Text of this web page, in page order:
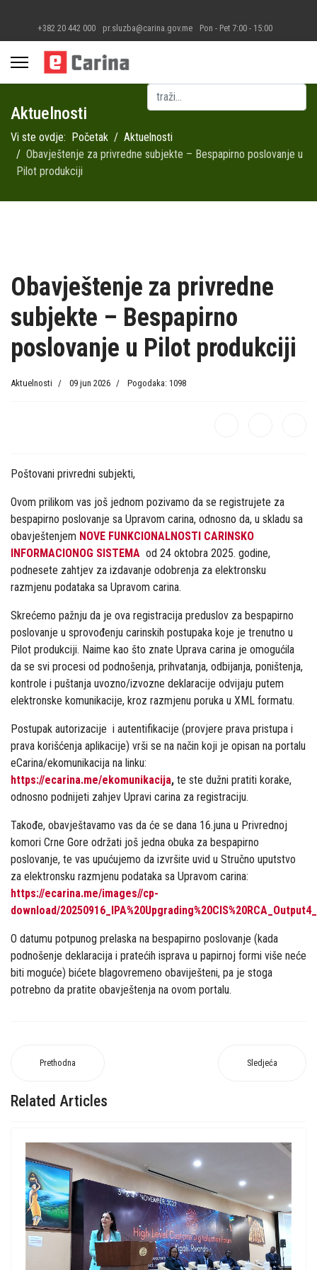
+382 20 442 000 pr.sluzba@carina.gov.me Pon - Pet 7:00 - 15:00
Pretraga
Aktuelnosti
Vi ste ovdje: Početak
Aktuelnosti
Obavještenje za privredne subjekte – Bespapirno poslovanje u
Pilot produkciji
Obavještenje za privredne
subjekte – Bespapirno
poslovanje u Pilot produkciji
Aktuelnosti 09 jun 2026 Pogodaka: 1098
Poštovani privredni subjekti,
Ovom prilikom vas još jednom pozivamo da se registrujete za
bespapirno poslovanje sa Upravom carina, odnosno da, u skladu sa
obavještenjem NOVE FUNKCIONALNOSTI CARINSKO
INFORMACIONOG SISTEMA od 24 oktobra 2025. godine,
podnesete zahtjev za izdavanje odobrenja za elektronsku
razmjenu podataka sa Upravom carina.
Skrećemo pažnju da je ova registracija preduslov za bespapirno
poslovanje u sprovođenju carinskih postupaka koje je trenutno u
Pilot produkciji. Naime kao što znate Uprava carina je omogućila
da se svi procesi od podnošenja, prihvatanja, odbijanja, poništenja,
kontrole i puštanja uvozno/izvozne deklaracije odvijaju putem
elektronske komunikacije, kroz razmjenu poruka u XML formatu.
Postupak autorizacije i autentifikacije (provjere prava pristupa i
prava korišćenja aplikacije) vrši se na način koji je opisan na portalu
eCarina/ekomunikacija na linku:
https://ecarina.me/ekomunikacija, te ste dužni pratiti korake,
odnosno podnijeti zahjev Upravi carina za registraciju.
Takođe, obavještavamo vas da će se dana 16.juna u Privrednoj
komori Crne Gore održati još jedna obuka za bespapirno
poslovanje, te vas upućujemo da izvršite uvid u Stručno uputstvo
za elektronsku razmjenu podataka sa Upravom carina:
https://ecarina.me/images//cp-
download/
O datumu potpunog prelaska na bespapirno poslovanje (kada
podnošenje deklaracija i pratećih isprava u papirnoj formi više neće
biti moguće) bićete blagovremeno obaviješteni, pa je stoga
potrebno da pratite obavještenja na ovom portalu.
Prethodna Sledjeća
Related Articles